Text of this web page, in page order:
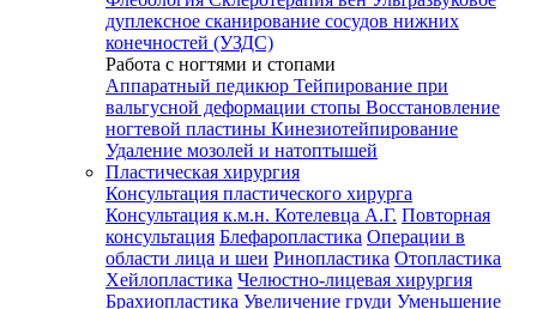
дуплексное сканирование сосудов нижних
конечностей (УЗДС)
Работа с ногтями и стопами
Аппаратный педикюр Тейпирование при
вальгусной деформации стопы Восстановление
ногтевой пластины Кинезиотейпирование
Удаление мозолей и натоптышей
Пластическая хирургия
Консультация пластического хирурга
Консультация к.м.н. Котелевца А.Г. Повторная
консультация Блефаропластика Операции в
области лица и шеи Ринопластика Отопластика
Хейлопластика Челюстно-лицевая хирургия
Брахиопластика Увеличение груди Уменьшение